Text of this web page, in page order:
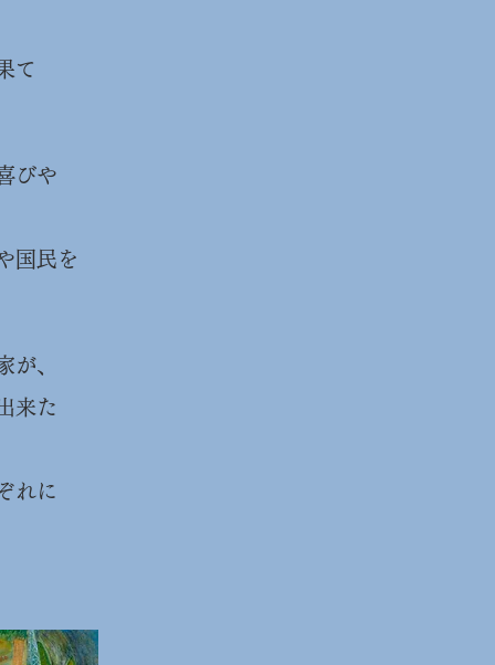
て
びや
国民を
が、
来た
れに